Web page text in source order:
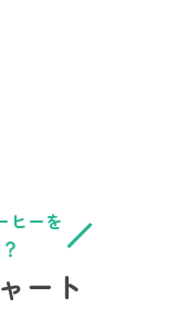
ヒーを
ート